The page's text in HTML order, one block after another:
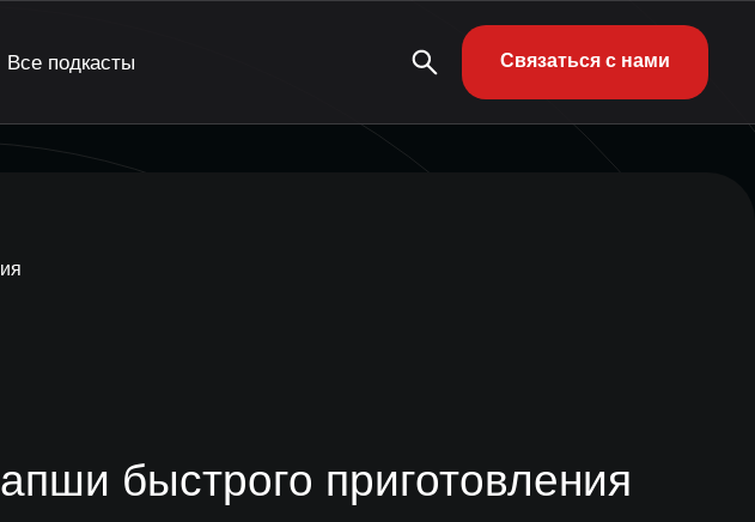
Все подкасты Связаться с нами
быстрого приготовления